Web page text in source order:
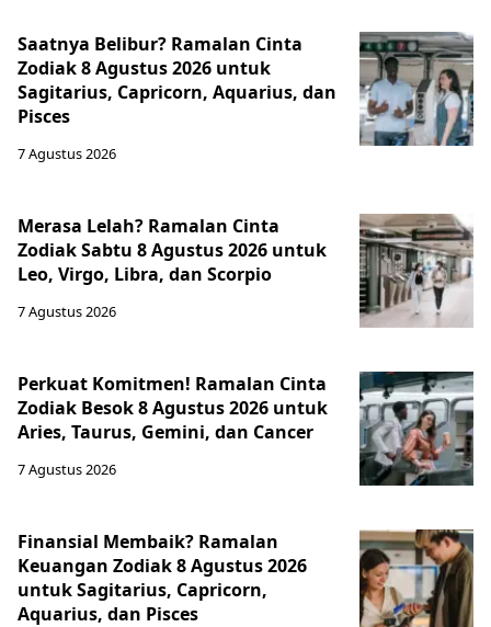
Saatnya Belibur? Ramalan Cinta
Zodiak 8 Agustus 2026 untuk
Sagitarius, Capricorn, Aquarius, dan
Pisces
7 Agustus 2026
Merasa Lelah? Ramalan Cinta
Zodiak Sabtu 8 Agustus 2026 untuk
Leo, Virgo, Libra, dan Scorpio
7 Agustus 2026
Perkuat Komitmen! Ramalan Cinta
Zodiak Besok 8 Agustus 2026 untuk
Aries, Taurus, Gemini, dan Cancer
7 Agustus 2026
Finansial Membaik? Ramalan
Keuangan Zodiak 8 Agustus 2026
untuk Sagitarius, Capricorn,
Aquarius, dan Pisces